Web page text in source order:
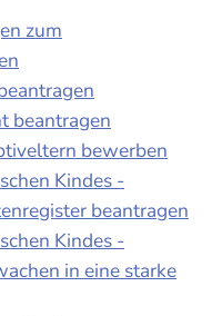
zum
beantragen
bewerben
Kindes -
beantragen
Kindes -
in eine starke